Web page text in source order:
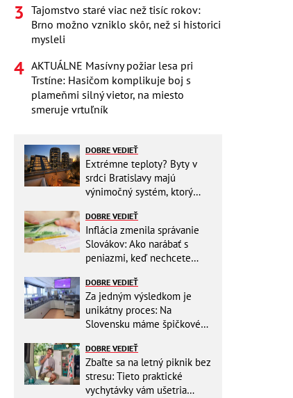
Tajomstvo staré viac než tisíc rokov:
Brno možno vzniklo skôr, než si historici
mysleli
AKTUÁLNE Masívny požiar lesa pri
Trstíne: Hasičom komplikuje boj s
plameňmi silný vietor, na miesto
smeruje vrtuľník
DOBRE VEDIEŤ
Extrémne teploty? Byty v
srdci Bratislavy majú
výnimočný systém, ktorý
DOBRE VEDIEŤ
Inflácia zmenila správanie
Slovákov: Ako narábať s
peniazmi, keď nechcete
DOBRE VEDIEŤ
Za jedným výsledkom je
unikátny proces: Na
Slovensku máme špičkové
DOBRE VEDIEŤ
Zbaľte sa na letný piknik bez
stresu: Tieto praktické
vychytávky vám ušetria